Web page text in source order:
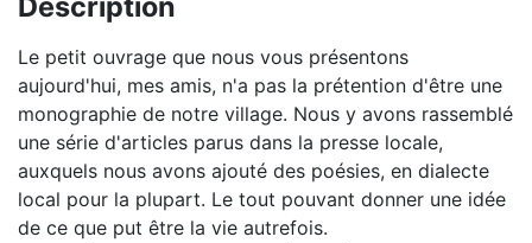
Le petit ouvrage que nous vous présentons
aujourd'hui, mes amis, n'a pas la prétention d'être une
monographie de notre village. Nous y avons rassemblé
une série d'articles parus dans la presse locale,
auxquels nous avons ajouté des poésies, en dialecte
local pour la plupart. Le tout pouvant donner une idée
de ce que put être la vie autrefois.